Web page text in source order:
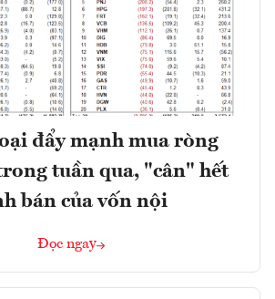
đẩy mạnh mua ròng
tuần qua, "cân" hết
bán của vốn nội
Đọc ngay